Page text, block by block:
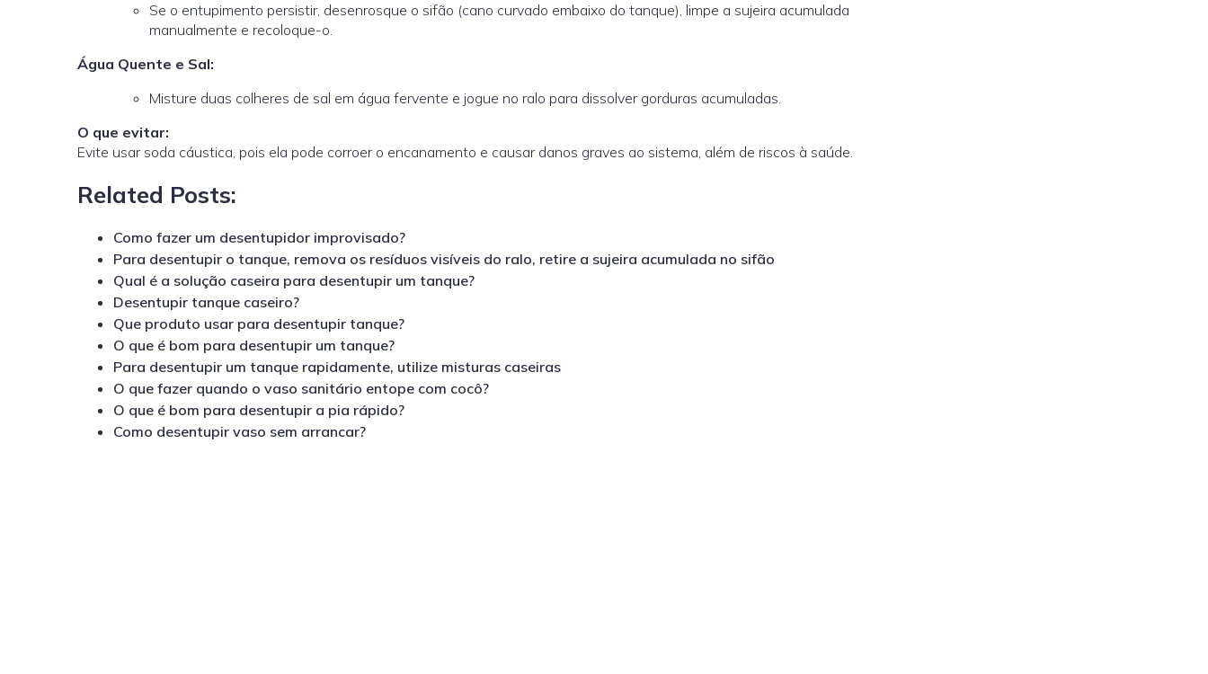
Se o entupimento persistir, desenrosque o sifão (cano curvado embaixo do tanque), limpe a sujeira acumulada
manualmente e recoloque-o.
Água Quente e Sal:
Misture duas colheres de sal em água fervente e jogue no ralo para dissolver gorduras acumuladas.
O que evitar:
Evite usar soda cáustica, pois ela pode corroer o encanamento e causar danos graves ao sistema, além de riscos à saúde.
Related Posts:
Como fazer um desentupidor improvisado?
Para desentupir o tanque, remova os resíduos visíveis do ralo, retire a sujeira acumulada no sifão
Qual é a solução caseira para desentupir um tanque?
Desentupir tanque caseiro?
Que produto usar para desentupir tanque?
O que é bom para desentupir um tanque?
Para desentupir um tanque rapidamente, utilize misturas caseiras
O que fazer quando o vaso sanitário entope com cocô?
O que é bom para desentupir a pia rápido?
Como desentupir vaso sem arrancar?